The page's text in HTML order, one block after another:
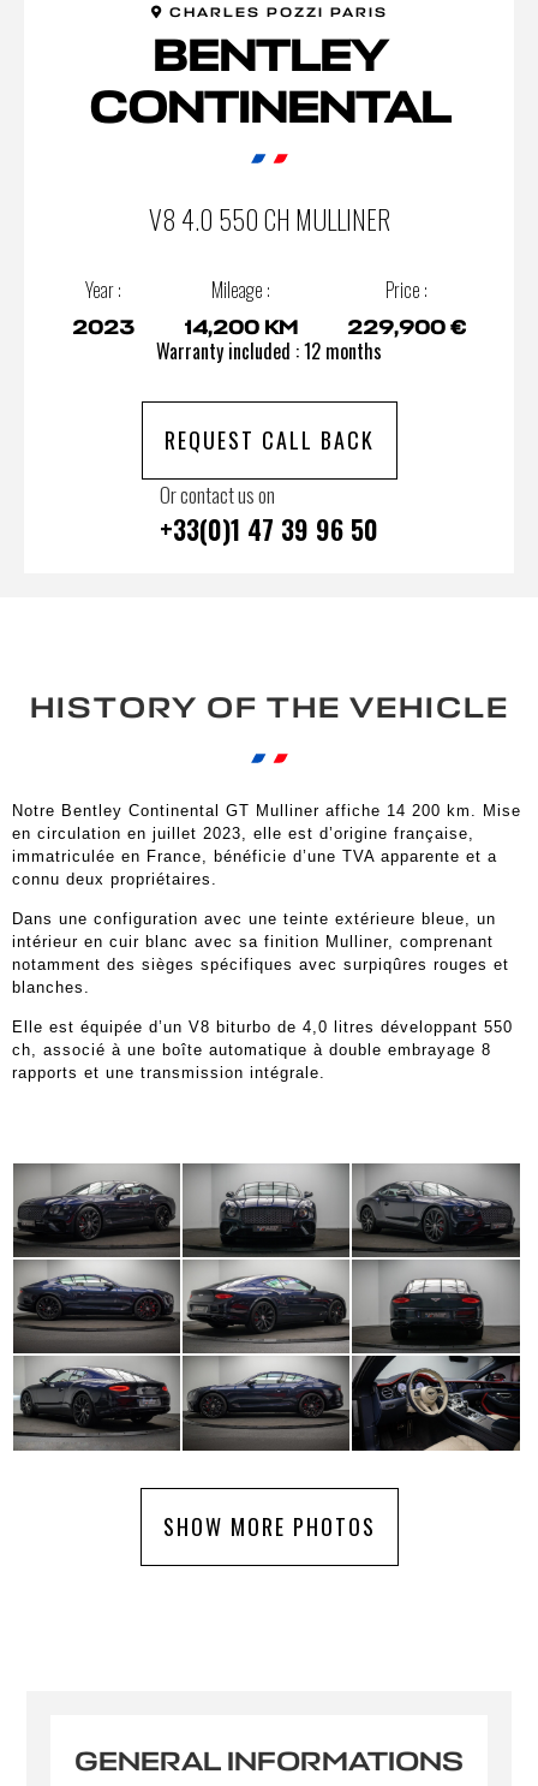
CHARLES POZZI PARIS
BENTLEY
CONTINENTAL
V8 4.0 550 CH MULLINER
Year :
2023
Mileage :
14,200 KM
Price :
229,900 €
Warranty included : 12 months
REQUEST CALL BACK
Or contact us on
+33(0)1 47 39 96 50
HISTORY OF THE VEHICLE
Notre Bentley Continental GT Mulliner affiche 14 200 km. Mise
en circulation en juillet 2023, elle est d’origine française,
immatriculée en France, bénéficie d’une TVA apparente et a
connu deux propriétaires.
Dans une configuration avec une teinte extérieure bleue, un
intérieur en cuir blanc avec sa finition Mulliner, comprenant
notamment des sièges spécifiques avec surpiqûres rouges et
blanches.
Elle est équipée d’un V8 biturbo de 4,0 litres développant 550
ch, associé à une boîte automatique à double embrayage 8
rapports et une transmission intégrale.
SHOW MORE PHOTOS
GENERAL INFORMATIONS